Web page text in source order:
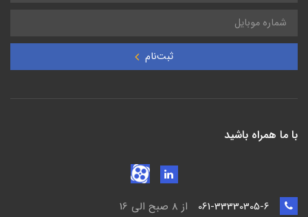
ثبت‌نام
با ما همراه باشید
از 8 صبح الی 16